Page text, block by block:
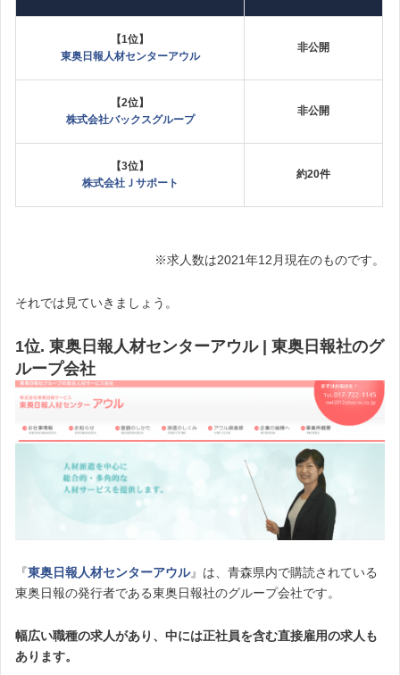
【1位】
東奥日報人材センターアウル
非公開
【2位】
株式会社バックスグループ
非公開
【3位】
株式会社Ｊサポート
約20件
※求人数は2021年12月現在のものです。
それでは見ていきましょう。
1位. 東奥日報人材センターアウル | 東奥日報社のグ
ループ会社
『東奥日報人材センターアウル』は、青森県内で購読されている
東奥日報の発行者である東奥日報社のグループ会社です。
幅広い職種の求人があり、中には正社員を含む直接雇用の求人も
あります。